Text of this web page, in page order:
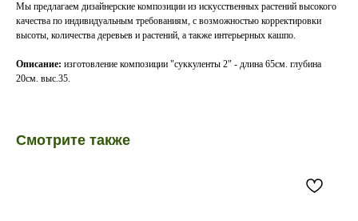
Мы предлагаем дизайнерские композиции из искусственных растений высокого
качества по индивидуальным требованиям, с возможностью корректировки
высоты, количества деревьев и растений, а также интерьерных кашпо.
Описание: изготовление композиции "суккуленты 2" - длина 65см. глубина
20см. выс.35.
Смотрите также